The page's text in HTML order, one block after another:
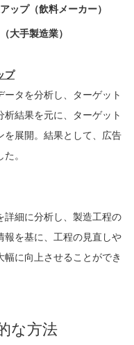
ップ（飲料メーカー）
大手製造業）
プ
タを分析し、ターゲット
結果を元に、ターゲット
を展開。結果として、広告
。
詳細に分析し、製造工程の
報を基に、工程の見直しや
幅に向上させることができ
な方法